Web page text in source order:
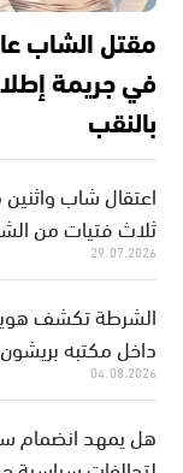
مقتل الشاب
في جريمة
بالنقب
اعتقال شاب
ثلاث فتيات من
29.07.2026
الشرطة تكشف
داخل مكتبه
04.08.2026
هل يمهد انضمام